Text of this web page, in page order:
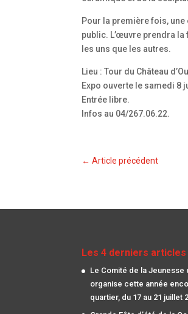
Pour la première fois,
public. L’œuvre prendra
les uns que les autres.
Lieu : Tour du Château
Expo ouverte le samedi 8
Entrée libre.
Infos au 04/267.06.22.
←Article précédent
Les 4 derniers articles
Le Comité de la Jeunesse
organise cette année
quartier, du 17 au 21 juillet